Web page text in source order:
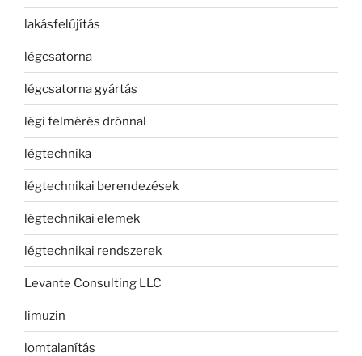
lakásfelújítás
légcsatorna
légcsatorna gyártás
légi felmérés drónnal
légtechnika
légtechnikai berendezések
légtechnikai elemek
légtechnikai rendszerek
Levante Consulting LLC
limuzin
lomtalanítás